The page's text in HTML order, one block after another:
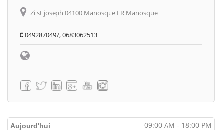
Zi st joseph 04100 Manosque FR Manosque
0492870497, 0683062513
Aujourd'hui 09:00 AM - 18:00 PM